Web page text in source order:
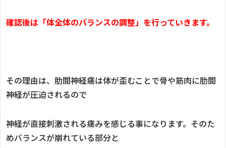
確認後は「体全体のバランスの調整」を行っていきます。
その理由は、肋間神経痛は体が歪むことで骨や筋肉に肋間
神経が圧迫されるので
神経が直接刺激される痛みを感じる事になります。そのた
めバランスが崩れている部分と